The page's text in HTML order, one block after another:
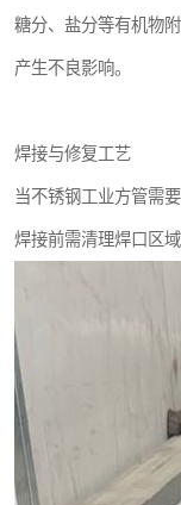
糖分、盐分等有机物
产生不良影响。
焊接与修复工艺
当不锈钢工业方管需
焊接前需清理焊口区